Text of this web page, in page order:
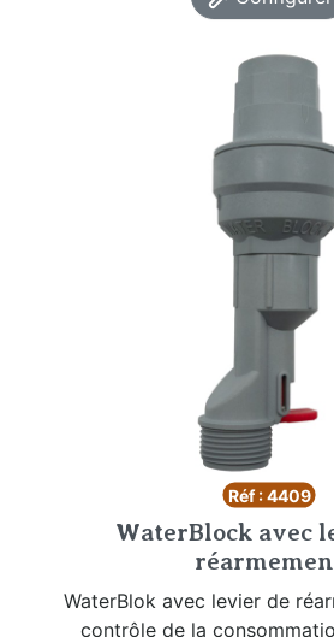
Réf : 4409
WaterBlock avec
WaterBlok avec levier de
contrôle de la